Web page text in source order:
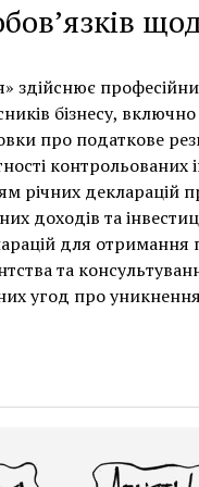
здійснює
бізнесу, включно
про податкове
контрольованих
річних декларацій
доходів та
для отримання
та
угод про